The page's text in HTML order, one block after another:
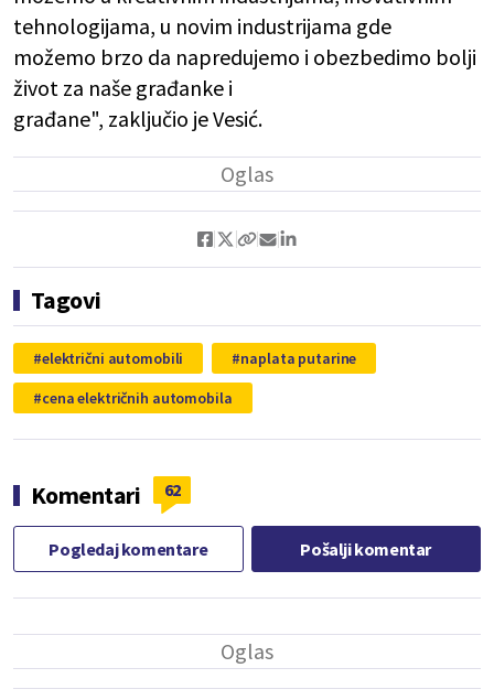
tehnologijama, u novim industrijama gde
možemo brzo da napredujemo i obezbedimo bolji
život za naše građanke i
građane", zaključio je Vesić.
Tagovi
električni automobili
naplata putarine
cena električnih automobila
Komentari 62
Pogledaj komentare Pošalji komentar